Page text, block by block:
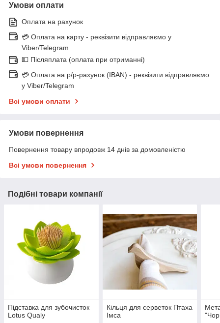
Умови оплати
Оплата на рахунок
💳 Оплата на карту - реквізити відправляємо у
Viber/Telegram
💵 Післяплата (оплата при отриманні)
💳 Оплата на р/р-рахунок (IBAN) - реквізити відправляємо
у Viber/Telegram
Всі умови оплати
Умови повернення
Повернення товару впродовж 14 днів за домовленістю
Всі умови повернення
Подібні товари компанії
Підставка для зубочисток
Lotus Qualy
Кільця для серветок Птаха
Імса